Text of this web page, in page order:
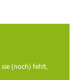
(noch) fehlt,